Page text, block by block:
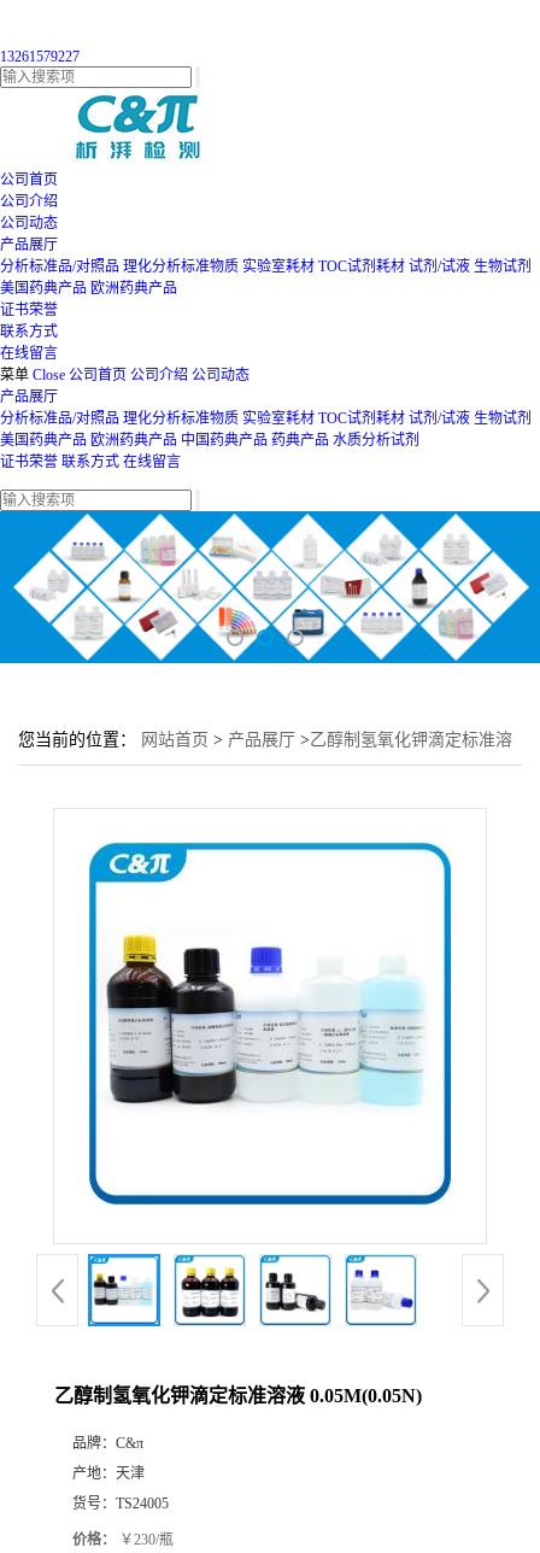
13261579227
公司首页
公司介绍
公司动态
产品展厅
分析标准品/对照品 理化分析标准物质 实验室耗材 TOC试剂耗材 试剂/试液 生物试剂
美国药典产品 欧洲药典产品
证书荣誉
联系方式
在线留言
菜单 Close 公司首页 公司介绍 公司动态
产品展厅
分析标准品/对照品 理化分析标准物质 实验室耗材 TOC试剂耗材 试剂/试液 生物试剂
美国药典产品 欧洲药典产品 中国药典产品 药典产品 水质分析试剂
证书荣誉 联系方式 在线留言
您当前的位置： 网站首页 > 产品展厅 >乙醇制氢氧化钾滴定标准溶
乙醇制氢氧化钾滴定标准溶液 0.05M(0.05N)
品牌： C&π
产地： 天津
货号： TS24005
价格： ￥230/瓶